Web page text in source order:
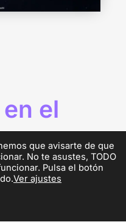
el
que avisarte de que
No te asustes, TODO
Pulsa el botón
Ver ajustes